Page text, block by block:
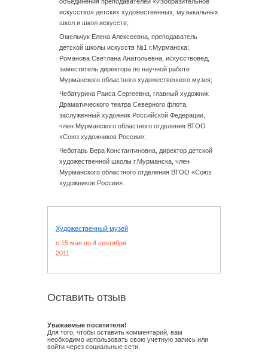
искусство» детских художественных, музыкальных
школ и школ искусств;
Омельчук Елена Алексеевна, преподаватель
детской школы искусств №1 г.Мурманска;
Романова Светлана Анатольевна, искусствовед,
заместитель директора по научной работе
Мурманского областного художественного музея;
Чебатурина Раиса Сергеевна, главный художник
Драматического театра Северного флота,
заслуженный художник Российской Федерации,
член Мурманского областного отделения ВТОО
«Союз художников России»;
Чеботарь Вера Константиновна, директор детской
художественной школы г.Мурманска, член
Мурманского областного отделения ВТОО «Союз
художников России».
Художественный музей
c 15 мая по 4 сентября
2011
Оставить отзыв
Уважаемые посетители!
Для того, чтобы оставить комментарий, вам
необходимо использовать свою учетную запись или
войти через социальные сети.